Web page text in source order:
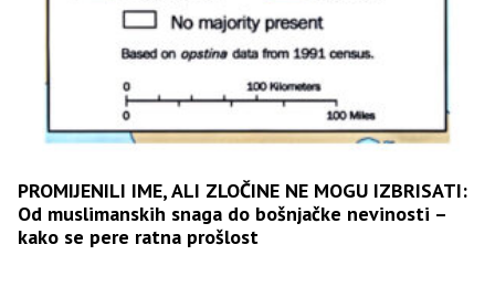
PROMIJENILI IME, ALI ZLOČINE NE MOGU IZBRISATI:
Od muslimanskih snaga do bošnjačke nevinosti –
kako se pere ratna prošlost